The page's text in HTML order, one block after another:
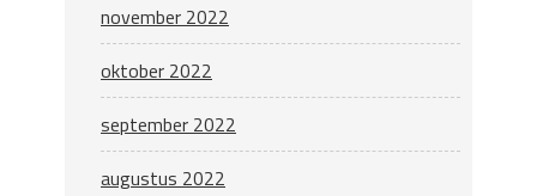
november 2022
oktober 2022
september 2022
augustus 2022